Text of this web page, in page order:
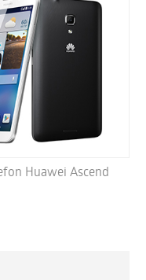
Huawei Ascend